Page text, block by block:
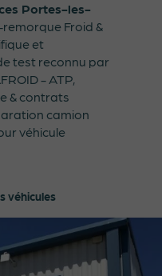
Portes-les-
Froid &
et
test reconnu par
- ATP,
& contrats
camion
véhicule
véhicules